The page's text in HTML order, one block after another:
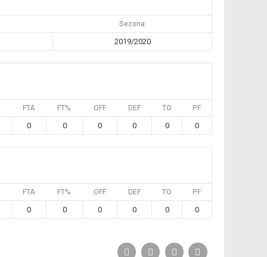
Sezona
2019/2020
FTA FT% OFF DEF TO PF
0 0 0 0 0 0
FTA FT% OFF DEF TO PF
0 0 0 0 0 0